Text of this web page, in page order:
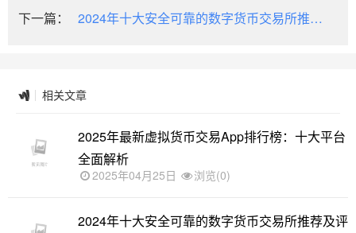
南与市场动态
下一篇：
2024年十大安全可靠的数字货币交易所推荐
相关文章
2025年最新虚拟货币交易App排行榜：十大平台
全面解析
2025年04月25日 浏览(0)
2024年十大安全可靠的数字货币交易所推荐及评